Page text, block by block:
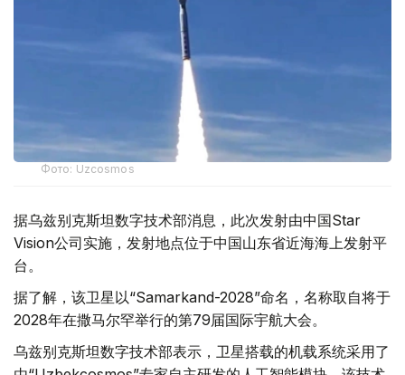
Фото: Uzcosmos
据乌兹别克斯坦数字技术部消息，此次发射由中国Star
Vision公司实施，发射地点位于中国山东省近海海上发射平
台。
据了解，该卫星以“Samarkand-2028”命名，名称取自将于
2028年在撒马尔罕举行的第79届国际宇航大会。
乌兹别克斯坦数字技术部表示，卫星搭载的机载系统采用了